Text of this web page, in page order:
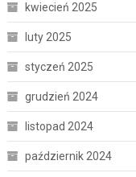
kwiecień 2025
luty 2025
styczeń 2025
grudzień 2024
listopad 2024
październik 2024